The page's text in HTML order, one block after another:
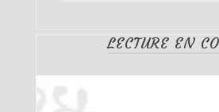
LECTURE EN